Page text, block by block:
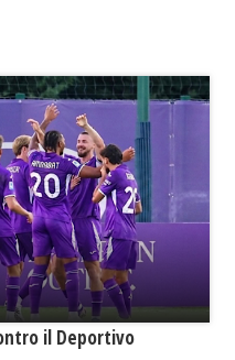
il Deportivo